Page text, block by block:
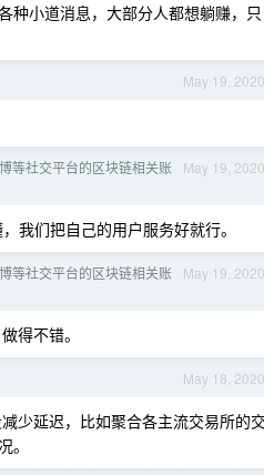
种小道消息，大部分人都想躺赚，只
May 19, 2020
May 19, 2020
等社交平台的区块链相关账
我们把自己的用户服务好就行。
May 19, 2020
等社交平台的区块链相关账
得不错。
May 18, 2020
少延迟，比如聚合各主流交易所的交